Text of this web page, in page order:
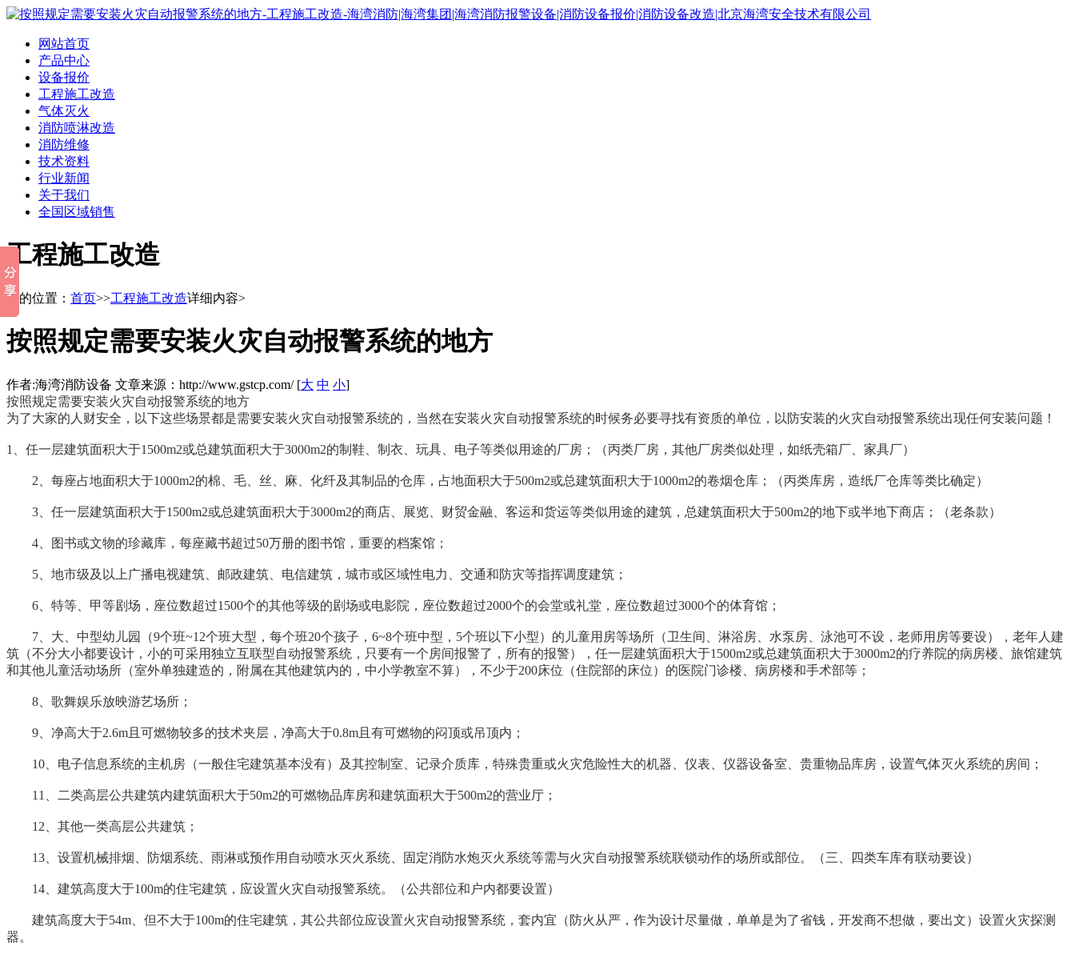
网站首页
产品中心
设备报价
工程施工改造
气体灭火
消防喷淋改造
消防维修
技术资料
行业新闻
关于我们
全国区域销售
工程施工改造
您的位置： 首页>>工程施工改造详细内容>
按照规定需要安装火灾自动报警系统的地方
作者:海湾消防设备 文章来源：http://www.gstcp.com/ [大 中 小]
按照规定需要安装火灾自动报警系统的地方
为了大家的人财安全，以下这些场景都是需要安装火灾自动报警系统的，当然在安装火灾自动报警系统的时候务必要寻找有资质的单位，以防安装的火灾自动报警系统出现任何安装问题！
1、任一层建筑面积大于1500m2或总建筑面积大于3000m2的制鞋、制衣、玩具、电子等类似用途的厂房；（丙类厂房，其他厂房类似处理，如纸壳箱厂、家具厂）
2、每座占地面积大于1000m2的棉、毛、丝、麻、化纤及其制品的仓库，占地面积大于500m2或总建筑面积大于1000m2的卷烟仓库；（丙类库房，造纸厂仓库等类比确定）
3、任一层建筑面积大于1500m2或总建筑面积大于3000m2的商店、展览、财贸金融、客运和货运等类似用途的建筑，总建筑面积大于500m2的地下或半地下商店；（老条款）
4、图书或文物的珍藏库，每座藏书超过50万册的图书馆，重要的档案馆；
5、地市级及以上广播电视建筑、邮政建筑、电信建筑，城市或区域性电力、交通和防灾等指挥调度建筑；
6、特等、甲等剧场，座位数超过1500个的其他等级的剧场或电影院，座位数超过2000个的会堂或礼堂，座位数超过3000个的体育馆；
7、大、中型幼儿园（9个班~12个班大型，每个班20个孩子，6~8个班中型，5个班以下小型）的儿童用房等场所（卫生间、淋浴房、水泵房、泳池可不设，老师用房等要设），老年人建
筑（不分大小都要设计，小的可采用独立互联型自动报警系统，只要有一个房间报警了，所有的报警），任一层建筑面积大于1500m2或总建筑面积大于3000m2的疗养院的病房楼、旅馆建筑
和其他儿童活动场所（室外单独建造的，附属在其他建筑内的，中小学教室不算），不少于200床位（住院部的床位）的医院门诊楼、病房楼和手术部等；
8、歌舞娱乐放映游艺场所；
9、净高大于2.6m且可燃物较多的技术夹层，净高大于0.8m且有可燃物的闷顶或吊顶内；
10、电子信息系统的主机房（一般住宅建筑基本没有）及其控制室、记录介质库，特殊贵重或火灾危险性大的机器、仪表、仪器设备室、贵重物品库房，设置气体灭火系统的房间；
11、二类高层公共建筑内建筑面积大于50m2的可燃物品库房和建筑面积大于500m2的营业厅；
12、其他一类高层公共建筑；
13、设置机械排烟、防烟系统、雨淋或预作用自动喷水灭火系统、固定消防水炮灭火系统等需与火灾自动报警系统联锁动作的场所或部位。（三、四类车库有联动要设）
14、建筑高度大于100m的住宅建筑，应设置火灾自动报警系统。（公共部位和户内都要设置）
建筑高度大于54m、但不大于100m的住宅建筑，其公共部位应设置火灾自动报警系统，套内宜（防火从严，作为设计尽量做，单单是为了省钱，开发商不想做，要出文）设置火灾探测
器。